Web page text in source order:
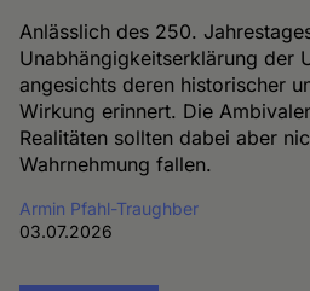
Anlässlich des 250.
Unabhängigkeitserklärung der
angesichts deren historischer
Wirkung erinnert. Die
Realitäten sollten dabei aber
Wahrnehmung fallen.
Armin Pfahl-Traughber
03.07.2026